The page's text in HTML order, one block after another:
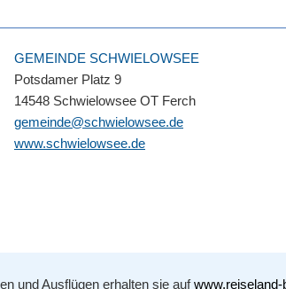
GEMEINDE SCHWIELOWSEE
Potsdamer Platz 9
14548 Schwielowsee OT Ferch
gemeinde@schwielowsee.de
www.schwielowsee.de
und Ausflügen erhalten sie auf